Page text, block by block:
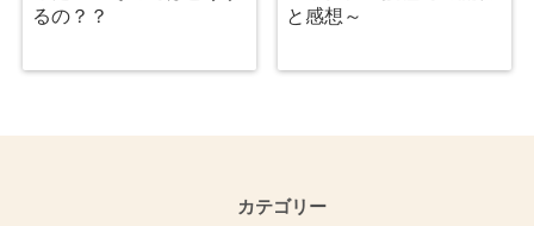
るの？？
と感想～
カテゴリー